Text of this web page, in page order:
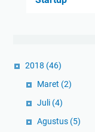
2018 (46)
Maret (2)
Juli (4)
Agustus (5)